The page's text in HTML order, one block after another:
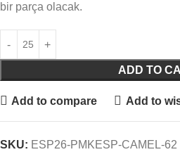
bir parça olacak.
ADD TO
Add to compare Add to
SKU: ESP26-PMKESP-CAMEL-62